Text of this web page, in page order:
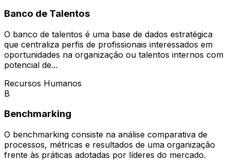
Banco de Talentos
O banco de talentos é uma base de dados estratégica
que centraliza perfis de profissionais interessados em
oportunidades na organização ou talentos internos com
potencial de...
Recursos Humanos
B
Benchmarking
O benchmarking consiste na análise comparativa de
processos, métricas e resultados de uma organização
frente às práticas adotadas por líderes do mercado.